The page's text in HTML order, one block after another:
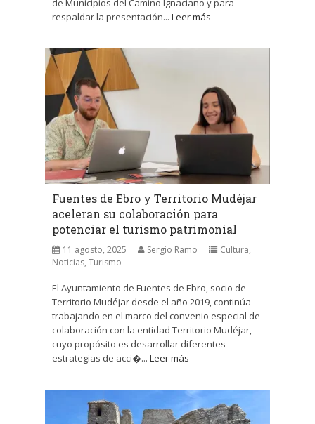
de Municipios del Camino Ignaciano y para
respaldar la presentación... Leer más
Fuentes de Ebro y Territorio Mudéjar
aceleran su colaboración para
potenciar el turismo patrimonial
11 agosto, 2025 Sergio Ramo Cultura,
Noticias, Turismo
El Ayuntamiento de Fuentes de Ebro, socio de
Territorio Mudéjar desde el año 2019, continúa
trabajando en el marco del convenio especial de
colaboración con la entidad Territorio Mudéjar,
cuyo propósito es desarrollar diferentes
estrategias de acci�... Leer más